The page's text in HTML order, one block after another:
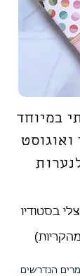
במיוחד
ואוגוסט
בסטודיו
הנדרשים